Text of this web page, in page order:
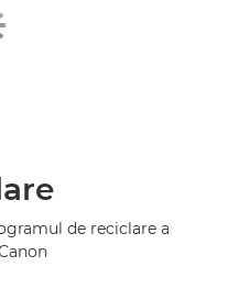
de reciclare a